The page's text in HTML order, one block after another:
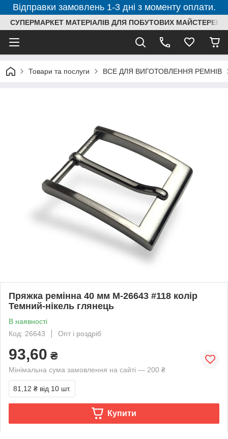
Відправки замовлень 1-3 дні з моменту оплати.
СУПЕРМАРКЕТ МАТЕРІАЛІВ ДЛЯ ПОБУТОВИХ МАЙСТЕРЕНЬ
Товари та послуги ВСЕ ДЛЯ ВИГОТОВЛЕННЯ РЕМНІВ
Пряжка ремінна 40 мм М-26643 #118 колір
Темний-нікель глянець
В наявності
Код: 26643
Опт і роздріб
93,60 ₴
Мінімальна сума замовлення на сайті — 200 ₴
81,12 ₴ від 10 шт.
Купити